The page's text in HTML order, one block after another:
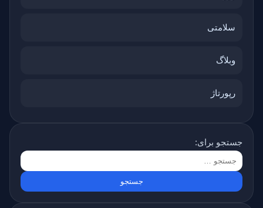
سلامتی
وبلاگ
رپورتاژ
جستجو برای: